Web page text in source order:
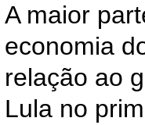
A maior
economia
relação ao
Lula no